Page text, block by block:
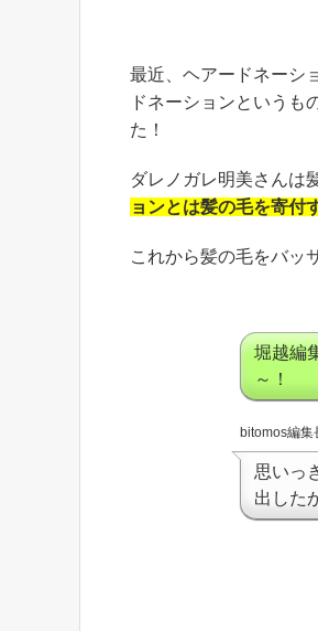
最近、ヘアードネーシ
ドネーションというも
た！
ダレノガレ明美さんは
ョンとは髪の毛を寄付
これから髪の毛をバッ
堀越編
～！
bitomos編集
思いっ
出した